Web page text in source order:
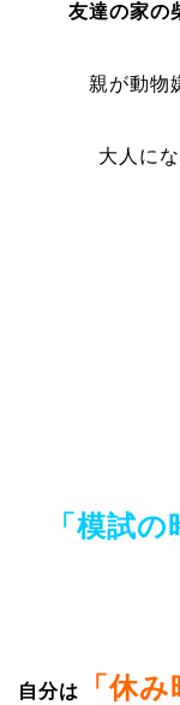
友達の家の
親が動物
大人に
「模試
自分は
「休